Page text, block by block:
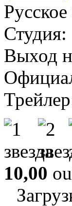
Выход
10,00